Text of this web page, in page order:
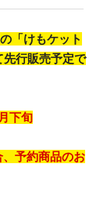
「けもケット
先行販売予定で
下旬
予約商品のお